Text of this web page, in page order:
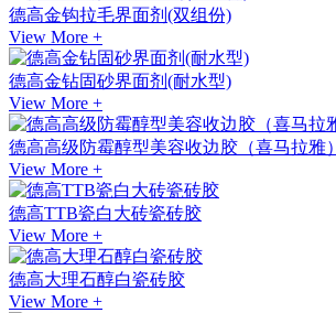
德高金钩拉毛界面剂(双组份)
View More +
德高金钻固砂界面剂(耐水型)
View More +
德高高级防霉醇型美容收边胶（喜马拉雅）
View More +
德高TTB瓷白大砖瓷砖胶
View More +
德高大理石醇白瓷砖胶
View More +